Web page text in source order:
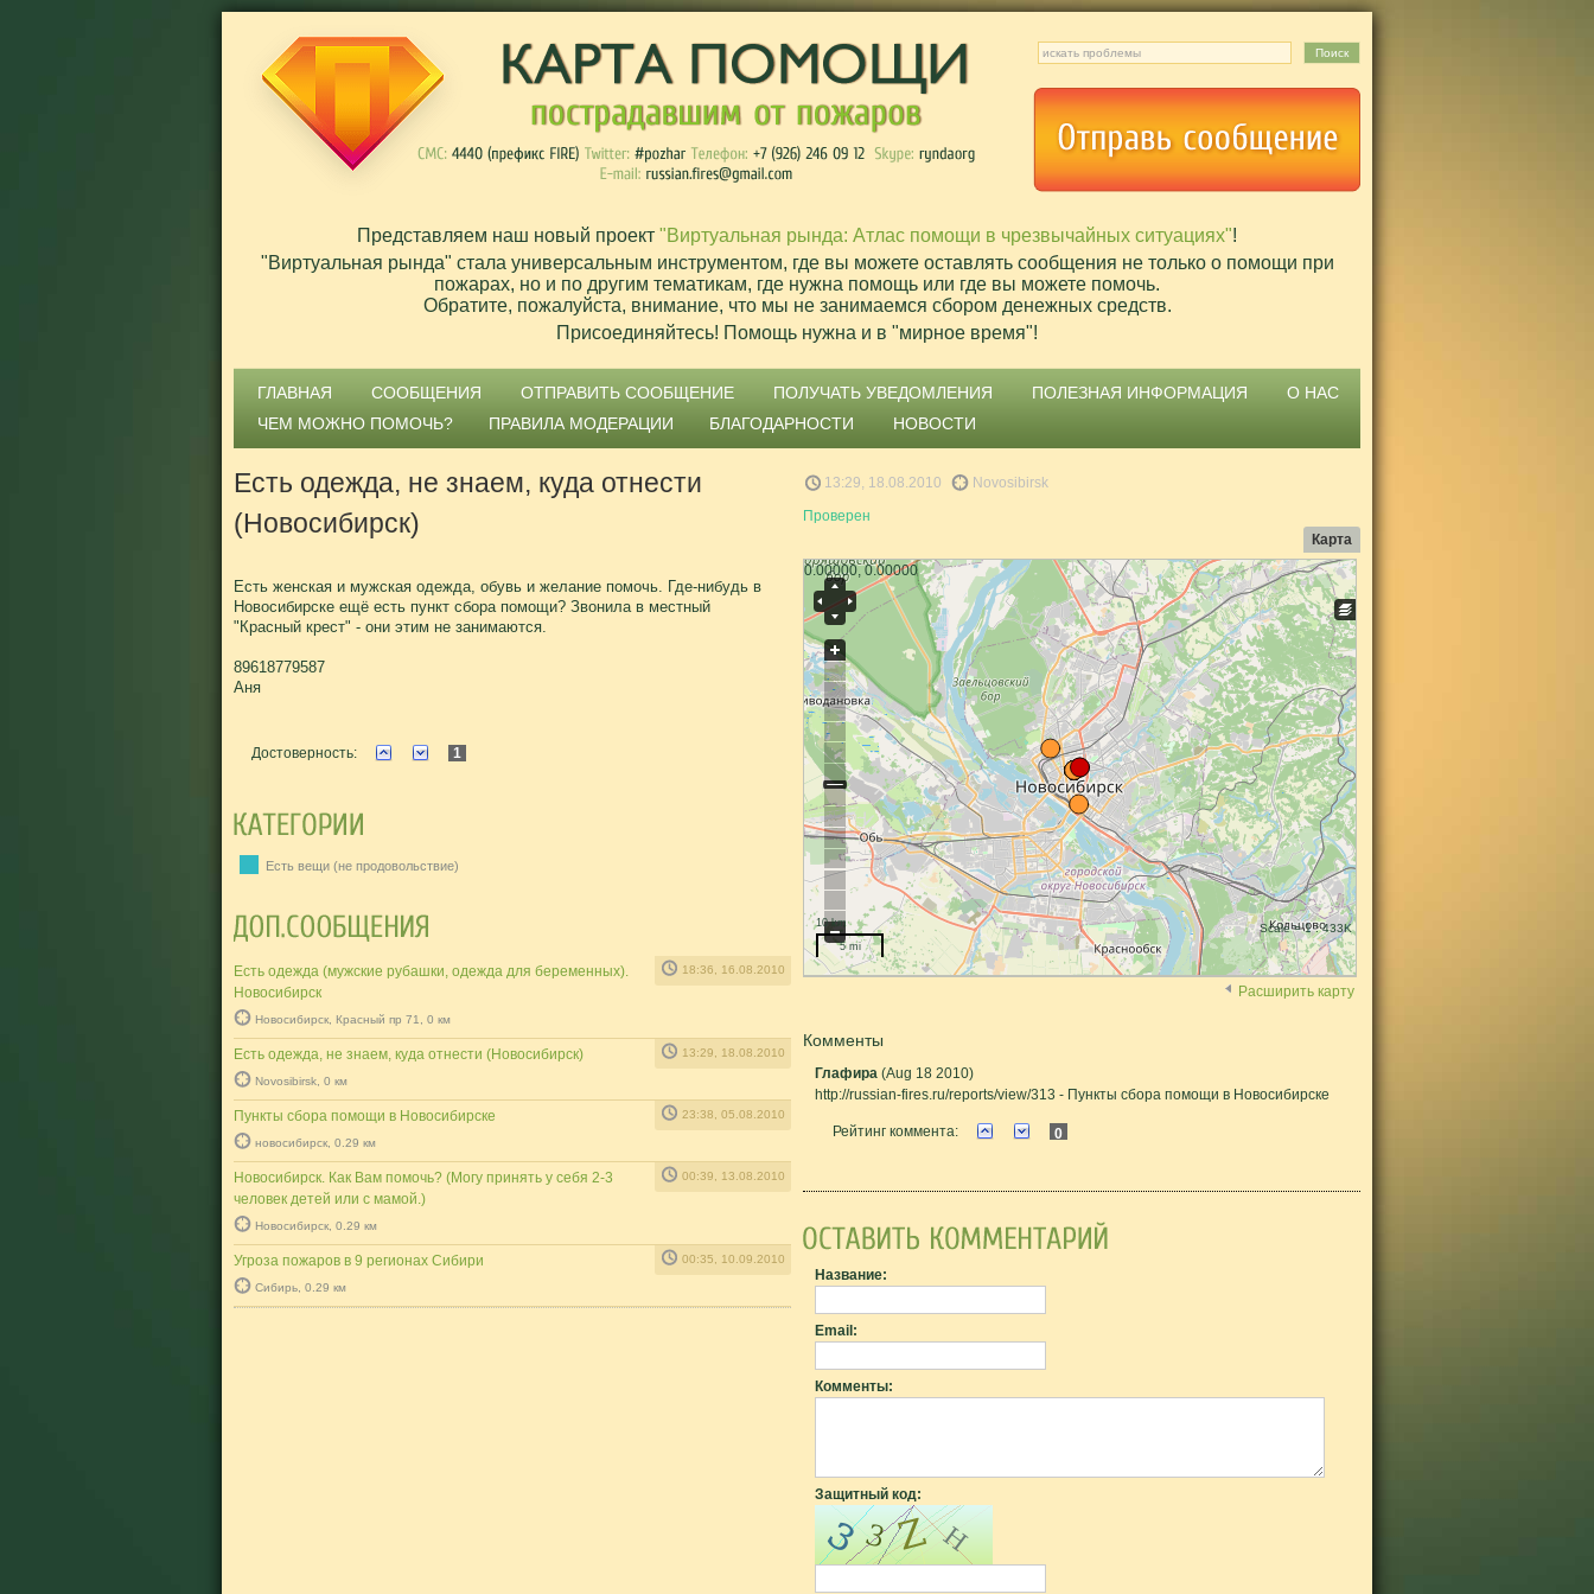
Представляем наш новый проект "Виртуальная рында: Атлас помощи в чрезвычайных ситуациях"!
"Виртуальная рында" стала универсальным инструментом, где вы можете оставлять сообщения не только о помощи при
пожарах, но и по другим тематикам, где нужна помощь или где вы можете помочь.
Обратите, пожалуйста, внимание, что мы не занимаемся сбором денежных средств.
Присоединяйтесь! Помощь нужна и в "мирное время"!
ГЛАВНАЯ СООБЩЕНИЯ ОТПРАВИТЬ СООБЩЕНИЕ ПОЛУЧАТЬ УВЕДОМЛЕНИЯ ПОЛЕЗНАЯ ИНФОРМАЦИЯ
О НАС
ЧЕМ МОЖНО ПОМОЧЬ?
ПРАВИЛА МОДЕРАЦИИ БЛАГОДАРНОСТИ НОВОСТИ
Есть одежда, не знаем, куда отнести
(Новосибирск)
Есть женская и мужская одежда, обувь и желание помочь. Где-нибудь в
Новосибирске ещё есть пункт сбора помощи? Звонила в местный
"Красный крест" - они этим не занимаются.
89618779587
Аня
Достоверность: 1
Есть вещи (не продовольствие)
Есть одежда (мужские рубашки, одежда для беременных).
Новосибирск
18:36, 16.08.2010
Новосибирск, Красный пр 71, 0 км
Есть одежда, не знаем, куда отнести (Новосибирск) 13:29, 18.08.2010
Novosibirsk, 0 км
Пункты сбора помощи в Новосибирске 23:38, 05.08.2010
новосибирск, 0.29 км
Новосибирск. Как Вам помочь? (Могу принять у себя 2-3
человек детей или с мамой.)
00:39, 13.08.2010
Новосибирск, 0.29 км
Угроза пожаров в 9 регионах Сибири 00:35, 10.09.2010
Сибирь, 0.29 км
13:29, 18.08.2010
Novosibirsk
Проверен
Карта
0.00000, 0.00000
Scale = 1 : 433K
10 km
5 mi
Расширить карту
Комменты
Глафира (Aug 18 2010)
http://russian-fires.ru/reports/view/313 - Пункты сбора помощи в Новосибирске
Рейтинг коммента: 0
Название:
Email:
Комменты:
Защитный код: